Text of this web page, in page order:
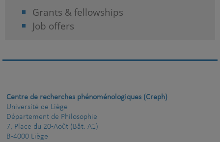
Grants & fellowships
Job offers
Centre de recherches phénoménologiques (Creph)
Université de Liège
Département de Philosophie
7, Place du 20-Août (Bât. A1)
B-4000 Liège